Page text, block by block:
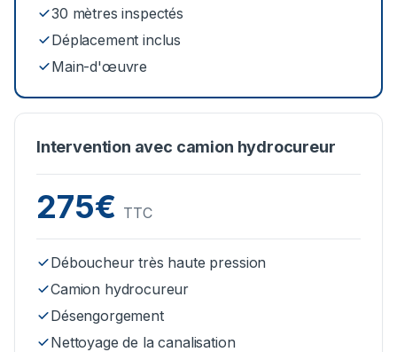
30 mètres inspectés
Déplacement inclus
Main-d'œuvre
Intervention avec camion hydrocureur
275€ TTC
Déboucheur très haute pression
Camion hydrocureur
Désengorgement
Nettoyage de la canalisation